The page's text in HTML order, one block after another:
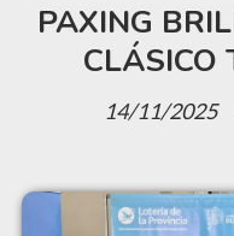
PAXING
CLÁSICO
14/11/2025